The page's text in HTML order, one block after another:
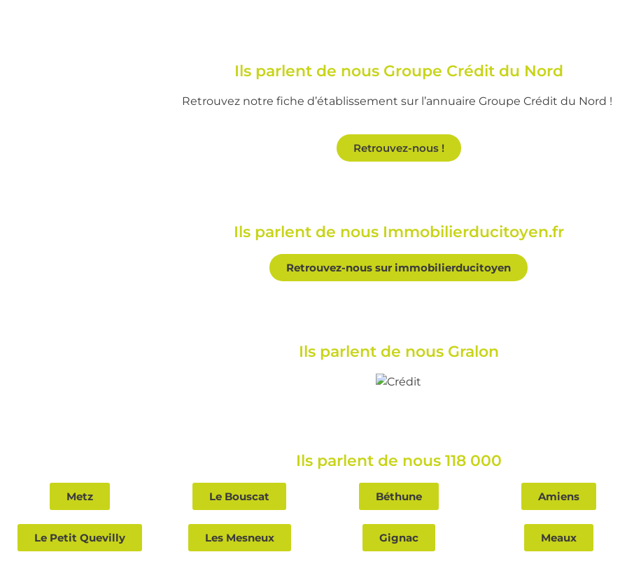
Ils parlent de nous Groupe Crédit du Nord
Retrouvez notre fiche d’établissement sur l’annuaire Groupe Crédit du Nord !
Retrouvez-nous !
Ils parlent de nous Immobilierducitoyen.fr
Retrouvez-nous sur immobilierducitoyen
Ils parlent de nous Gralon
Ils parlent de nous 118 000
Metz
Le Petit Quevilly
Le Bouscat
Les Mesneux
Béthune
Gignac
Amiens
Meaux